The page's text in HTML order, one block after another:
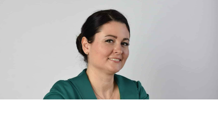
egészségügyi biomérnök, fitoterapeuta és édesanya.
Küldetésem a gyógynövények hatékony
alkalmazásának oktatása, a gyermekek, a nők és a
férfiak egészségének megőrzése és helyreállítása.
HÍRLEVÉL